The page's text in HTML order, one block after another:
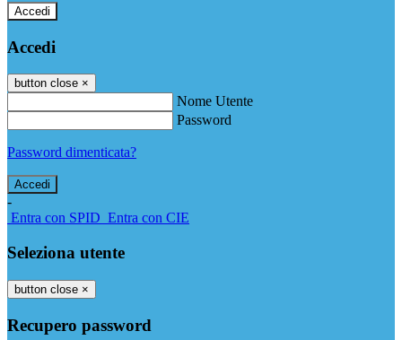
Accedi
Accedi
button close ×
Nome Utente
Password
Password dimenticata?
-
Entra con SPID Entra con CIE
Seleziona utente
button close ×
Recupero password